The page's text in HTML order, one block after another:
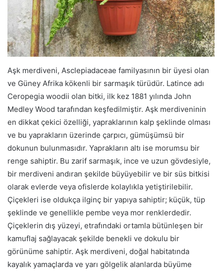
Aşk merdiveni, Asclepiadaceae familyasının bir üyesi olan
ve Güney Afrika kökenli bir sarmaşık türüdür. Latince adı
Ceropegia woodii olan bitki, ilk kez 1881 yılında John
Medley Wood tarafından keşfedilmiştir. Aşk merdiveninin
en dikkat çekici özelliği, yapraklarının kalp şeklinde olması
ve bu yaprakların üzerinde çarpıcı, gümüşümsü bir
dokunun bulunmasıdır. Yaprakların altı ise morumsu bir
renge sahiptir. Bu zarif sarmaşık, ince ve uzun gövdesiyle,
bir merdiveni andıran şekilde büyüyebilir ve bir süs bitkisi
olarak evlerde veya ofislerde kolaylıkla yetiştirilebilir.
Çiçekleri ise oldukça ilginç bir yapıya sahiptir; küçük, tüp
şeklinde ve genellikle pembe veya mor renklerdedir.
Çiçeklerin dış yüzeyi, etrafındaki ortamla bütünleşen bir
kamuflaj sağlayacak şekilde benekli ve dokulu bir
görünüme sahiptir. Aşk merdiveni, doğal habitatında
kayalık yamaçlarda ve yarı gölgelik alanlarda büyüme